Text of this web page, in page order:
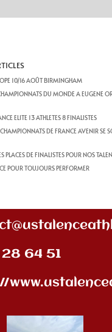
10/16 AOÛT BIRMINGHAM
DU MONDE A EUGENE
ELITE 13 ATHLETES 8 FINALISTES
DE FRANCE AVENIR SE
PLACES DE FINALISTES POUR NOS
POUR TOUJOURS PERFORMER
64 51